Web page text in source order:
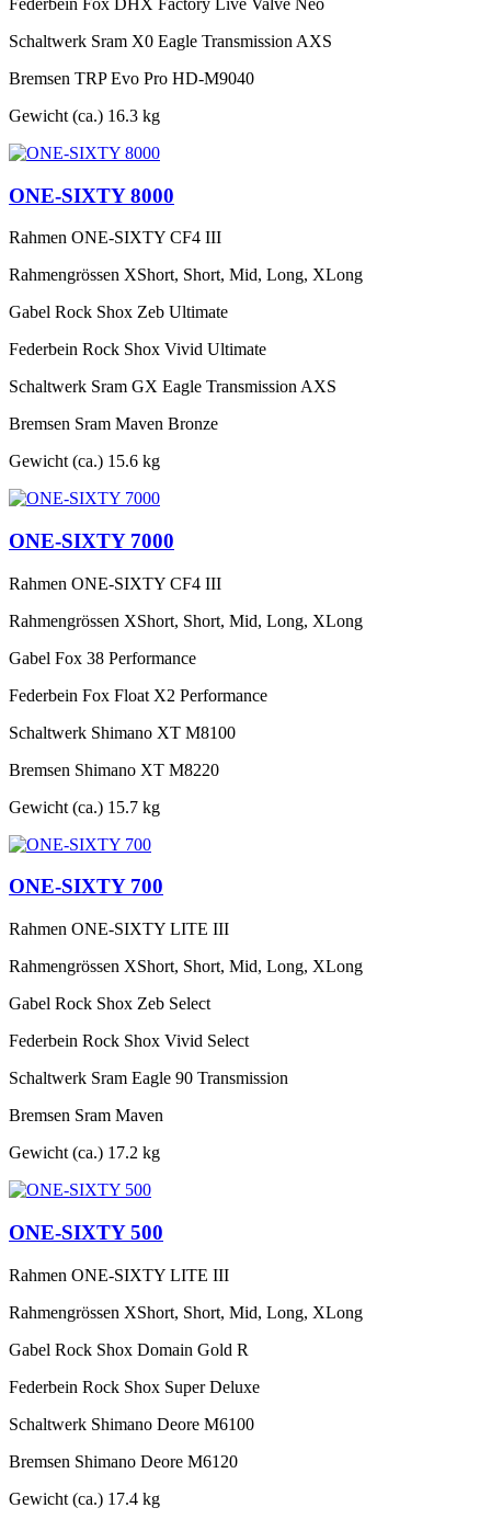
Schaltwerk Sram X0 Eagle Transmission AXS
Bremsen TRP Evo Pro HD-M9040
Gewicht (ca.) 16.3 kg
ONE-SIXTY 8000
Rahmen ONE-SIXTY CF4 III
Rahmengrössen XShort, Short, Mid, Long, XLong
Gabel Rock Shox Zeb Ultimate
Federbein Rock Shox Vivid Ultimate
Schaltwerk Sram GX Eagle Transmission AXS
Bremsen Sram Maven Bronze
Gewicht (ca.) 15.6 kg
ONE-SIXTY 7000
Rahmen ONE-SIXTY CF4 III
Rahmengrössen XShort, Short, Mid, Long, XLong
Gabel Fox 38 Performance
Federbein Fox Float X2 Performance
Schaltwerk Shimano XT M8100
Bremsen Shimano XT M8220
Gewicht (ca.) 15.7 kg
ONE-SIXTY 700
Rahmen ONE-SIXTY LITE III
Rahmengrössen XShort, Short, Mid, Long, XLong
Gabel Rock Shox Zeb Select
Federbein Rock Shox Vivid Select
Schaltwerk Sram Eagle 90 Transmission
Bremsen Sram Maven
Gewicht (ca.) 17.2 kg
ONE-SIXTY 500
Rahmen ONE-SIXTY LITE III
Rahmengrössen XShort, Short, Mid, Long, XLong
Gabel Rock Shox Domain Gold R
Federbein Rock Shox Super Deluxe
Schaltwerk Shimano Deore M6100
Bremsen Shimano Deore M6120
Gewicht (ca.) 17.4 kg